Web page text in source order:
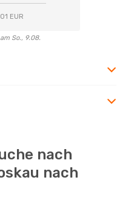
EUR
So., 9.08.
nach
nach